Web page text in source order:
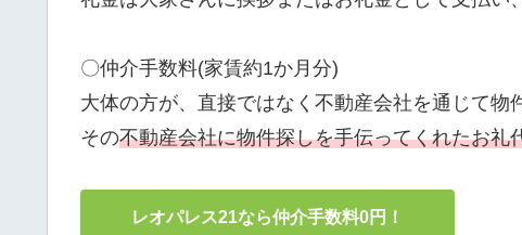
〇仲介手数料(家賃約1か月分)
大体の方が、直接ではなく不動産会社を通じて物
その不動産会社に物件探しを手伝ってくれたお礼
レオパレス21なら仲介手数料0円！